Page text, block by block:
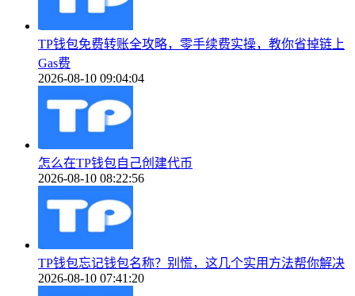
TP钱包免费转账全攻略，零手续费实操，教你省掉链上
Gas费
2026-08-10 09:04:04
怎么在TP钱包自己创建代币
2026-08-10 08:22:56
TP钱包忘记钱包名称？别慌，这几个实用方法帮你解决
2026-08-10 07:41:20